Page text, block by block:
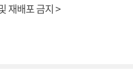
재배포 금지 >